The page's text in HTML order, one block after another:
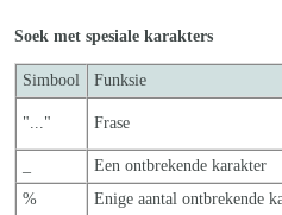
Soek met spesiale karakters
Simbool Funksie
"..." Frase
Een ontbrekende karakter
%
Enige aantal ontbrekende